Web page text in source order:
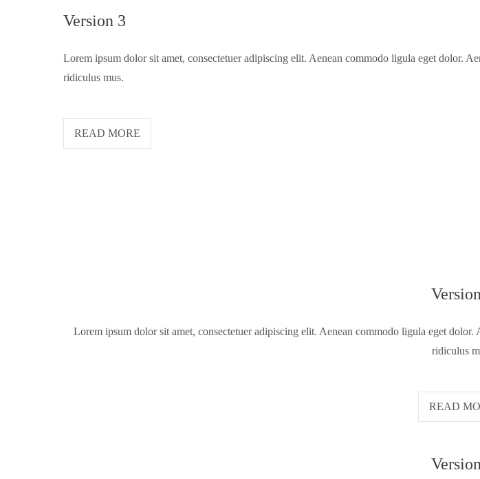
Version 3
Lorem ipsum dolor sit amet, consectetuer adipiscing elit. Aenean commodo ligula eget dolor.
ridiculus mus.
READ MORE
Lorem ipsum dolor sit amet, consectetuer adipiscing elit. Aenean commodo ligula eget
ridiculus
READ